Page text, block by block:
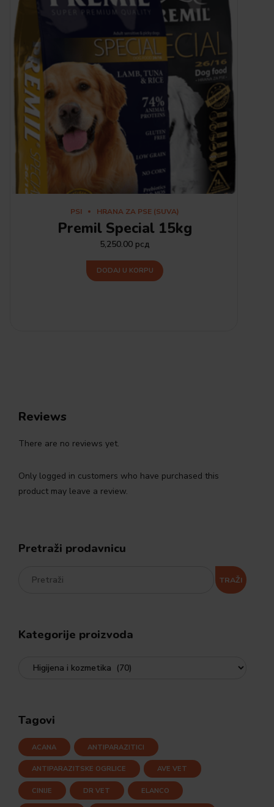
PSI HRANA ZA PSE (SUVA)
Premil Special 15kg
5,250.00 рсд
DODAJ U KORPU
Reviews
There are no reviews yet.
Only logged in customers who have purchased this
product may leave a review.
Pretraži prodavnicu
TRAŽI
Kategorije proizvoda
Tagovi
ACANA ANTIPARAZITICI
ANTIPARAZITSKE OGRLICE AVE VET
CINIJE DR VET ELANCO